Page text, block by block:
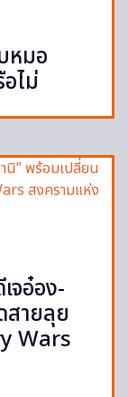
หมอ
ไม่
จอ๋อง-
สายลุย
Wars